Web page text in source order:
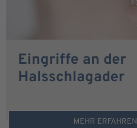
Eingriffe an der
Halsschlagader
MEHR ERFAHREN